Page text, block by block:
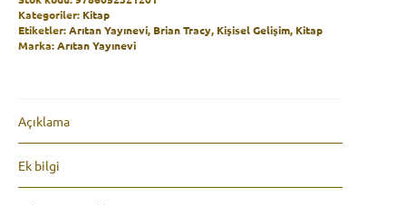
i
Kategoriler: Kitap
Etiketler:Arıtan Yayınevi, Brian Tracy, Kişisel Gelişim, Kitap
Marka:Arıtan Yayınevi
Açıklama
Ek bilgi